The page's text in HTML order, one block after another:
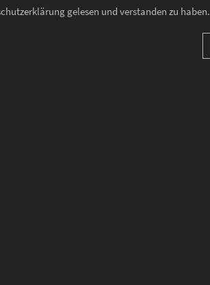
gelesen und verstanden zu haben.